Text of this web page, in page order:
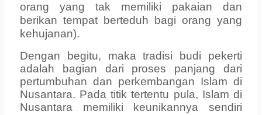
orang yang tak memiliki pakaian dan
berikan tempat berteduh bagi orang yang
kehujanan).
Dengan begitu, maka tradisi budi pekerti
adalah bagian dari proses panjang dari
pertumbuhan dan perkembangan Islam di
Nusantara. Pada titik tertentu pula, Islam di
Nusantara memiliki keunikannya sendiri